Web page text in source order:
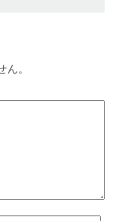
。